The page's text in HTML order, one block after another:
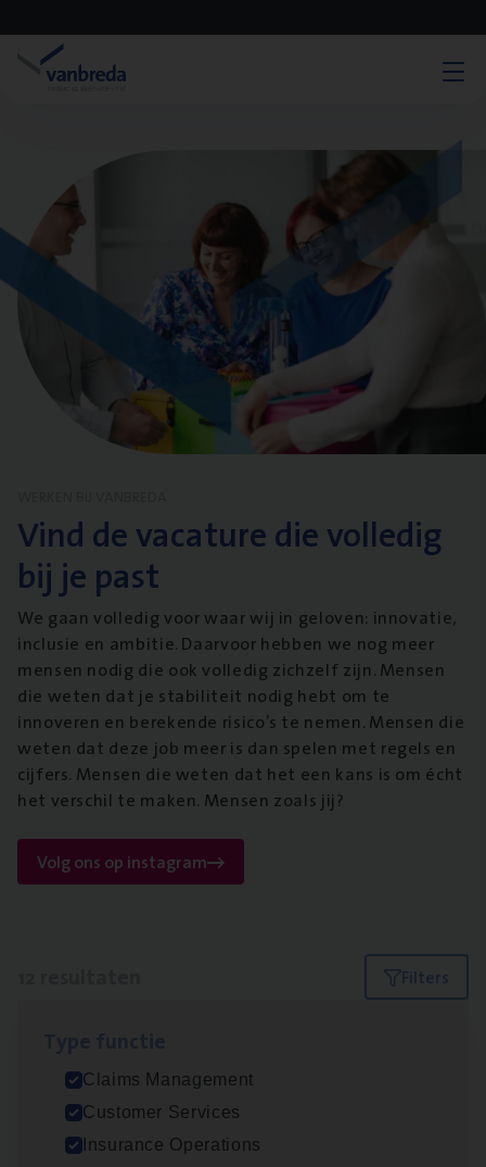
Vind de vacature die volledig
bij je past
We gaan volledig voor waar wij in geloven: innovatie,
inclusie en ambitie. Daarvoor hebben we nog meer
mensen nodig die ook volledig zichzelf zijn. Mensen
die weten dat je stabiliteit nodig hebt om te
innoveren en berekende risico’s te nemen. Mensen die
weten dat deze job meer is dan spelen met regels en
cijfers. Mensen die weten dat het een kans is om écht
het verschil te maken. Mensen zoals jij?
Volg ons op instagram
Filters
Claims Management
Customer Services
Insurance Operations
(Agi­le)ITPro­ject Manager
IT, Change & Innovation
Antwerpen